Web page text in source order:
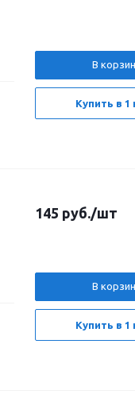
В
Купить в 1
145 руб./шт
В
Купить в 1